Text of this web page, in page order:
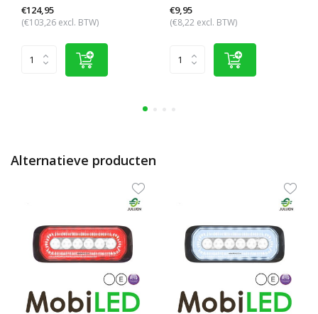
€124,95
(€103,26 excl. BTW)
€9,95
(€8,22 excl. BTW)
Alternatieve producten